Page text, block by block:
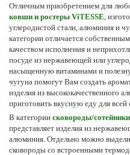
Отличным приобретением для
ковши и ростеры ViTESSE ,
углеродистой стали, алюминия и
категории отличается
качеством исполнения и
посуде из нержавеющей или
насыщенную витаминами и
чугуна помогут Вам создать
изделия из высококачественного
приготовить вкусную еду для всей
В категории сковороды/
представляет изделия из
алюминия. Отдельно можно
сковороды со встроенными